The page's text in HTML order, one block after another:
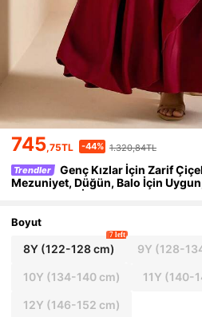
745,75TL -44% 1.320,84TL
Trendler
Genç Kızlar İçin Zarif
Mezuniyet, Düğün, Balo İçin
ayramı, Noel İçin Uygun, Bordo
n Moda Açık Etekli Kabarık
Boyut
8Y(122-128 cm)
7 left
9Y (128-
10Y (134-140 cm) 11Y (140-
12Y (146-152 cm)